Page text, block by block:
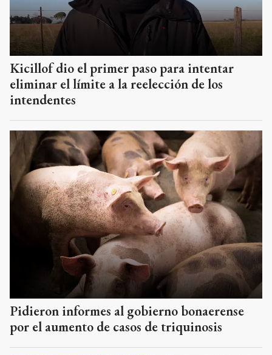
Kicillof dio el primer paso para intentar
eliminar el límite a la reelección de los
intendentes
Pidieron informes al gobierno bonaerense
por el aumento de casos de triquinosis